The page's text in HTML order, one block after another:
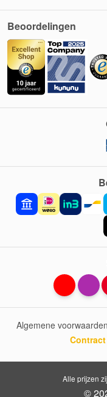
Beoordelingen
Algemene voorwaarden
Alle prijzen
©